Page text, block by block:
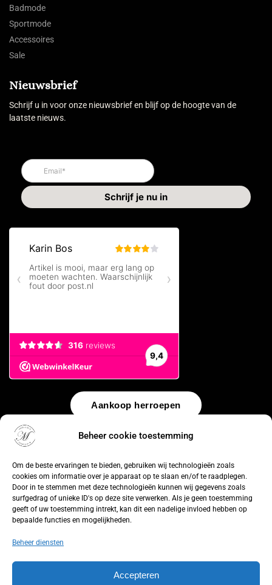
Beheer cookie toestemming
Om de beste ervaringen te bieden, gebruiken wij technologieën zoals
cookies om informatie over je apparaat op te slaan en/of te raadplegen.
Door in te stemmen met deze technologieën kunnen wij gegevens zoals
surfgedrag of unieke ID's op deze site verwerken. Als je geen toestemming
geeft of uw toestemming intrekt, kan dit een nadelige invloed hebben op
bepaalde functies en mogelijkheden.
Beheer diensten
Accepteren
Badmode
Sportmode
Accessoires
Sale
Nieuwsbrief
Schrijf u in voor onze nieuwsbrief en blijf op de hoogte van de
laatste nieuws.
Aankoop herroepen
© 2026 by WebUnlimited–Algemene voorwaarden